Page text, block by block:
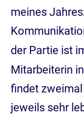
meines
der Partie ist
Mitarbeiterin
findet
jeweils sehr